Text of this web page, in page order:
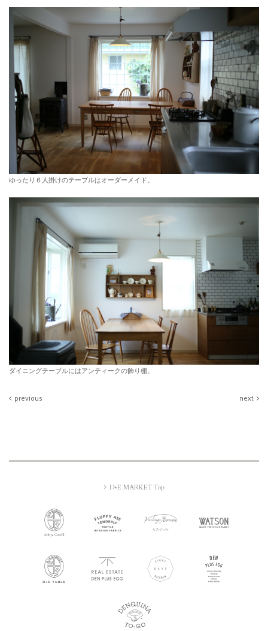
ゆったり６人掛けのテーブルはオーダーメイド。
ダイニングテーブルにはアンティークの飾り棚。
previous next
D+E MARKET Top